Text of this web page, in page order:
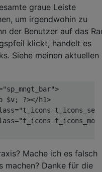
graue Leiste
um irgendwohin zu
der Benutzer auf das
klickt, handelt es
Siehe meinen aktuellen
"sp_mngt_bar">
$v; ?></h1>
="t_icons
="t_icons
Mache ich es falsch
machen? Danke für die